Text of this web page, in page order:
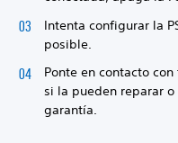
Intenta configurar la
posible.
Ponte en contacto
si la pueden reparar
garantía.